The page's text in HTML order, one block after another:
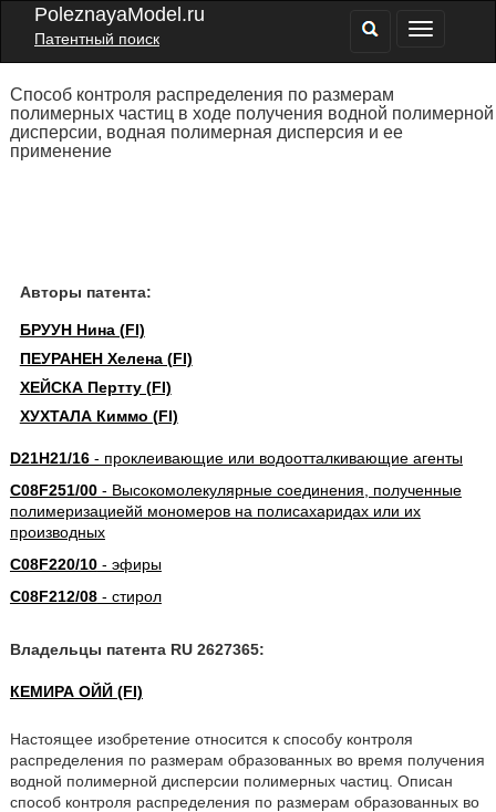
PoleznayaModel.ru
Патентный поиск
Способ контроля распределения по размерам
полимерных частиц в ходе получения водной полимерной
дисперсии, водная полимерная дисперсия и ее
применение
Авторы патента:
БРУУН Нина (FI)
ПЕУРАНЕН Хелена (FI)
ХЕЙСКА Пертту (FI)
ХУХТАЛА Киммо (FI)
D21H21/16- проклеивающие или водоотталкивающие агенты
C08F251/00- Высокомолекулярные соединения, полученные
полимеризациейй мономеров на полисахаридах или их
производных
C08F220/10- эфиры
C08F212/08- стирол
Владельцы патента RU 2627365:
КЕМИРА ОЙЙ (FI)
Настоящее изобретение относится к способу контроля
распределения по размерам образованных во время получения
водной полимерной дисперсии полимерных частиц. Описан
способ контроля распределения по размерам образованных во